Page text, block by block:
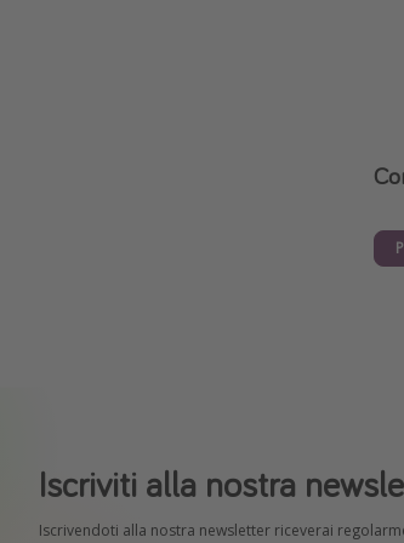
Iscriviti alla nostra
Iscrivendoti alla nostra newsletter riceverai